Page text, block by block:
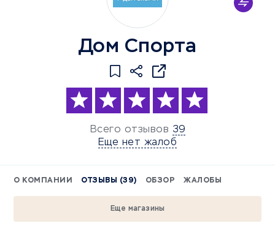
Дом Спорта
Всего отзывов 39
Еще нет жалоб
О КОМПАНИИ ОТЗЫВЫ (39) ОБЗОР ЖАЛОБЫ
Еще магазины